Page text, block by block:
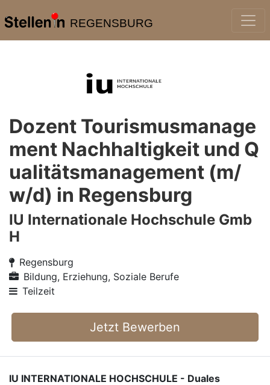
REGENSBURG
Dozent Tourismusmanage
ment Nachhaltigkeit und Q
ualitätsmanagement (m/
w/d) in Regensburg
IU Internationale Hochschule Gmb
H
Regensburg
Bildung, Erziehung, Soziale Berufe
Teilzeit
Jetzt Bewerben
IU INTERNATIONALE HOCHSCHULE - Duales